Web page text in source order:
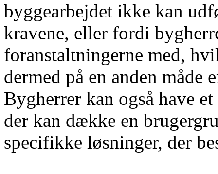
byggearbejdet ikke kan
kravene, eller fordi
foranstaltningerne med,
dermed på en anden måde
Bygherrer kan også have
der kan dække en
specifikke løsninger, der